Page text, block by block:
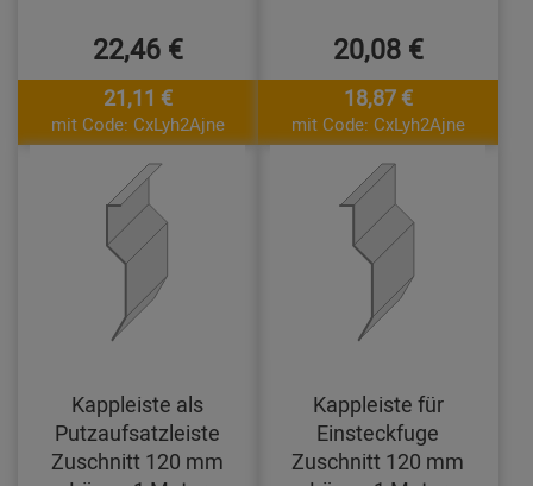
22,46 €
21,11 €
mit Code: CxLyh2Ajne
20,08 €
18,87 €
mit Code: CxLyh2Ajne
Kappleiste als
Putzaufsatzleiste
Zuschnitt 120 mm
Kappleiste für
Einsteckfuge
Zuschnitt 120 mm